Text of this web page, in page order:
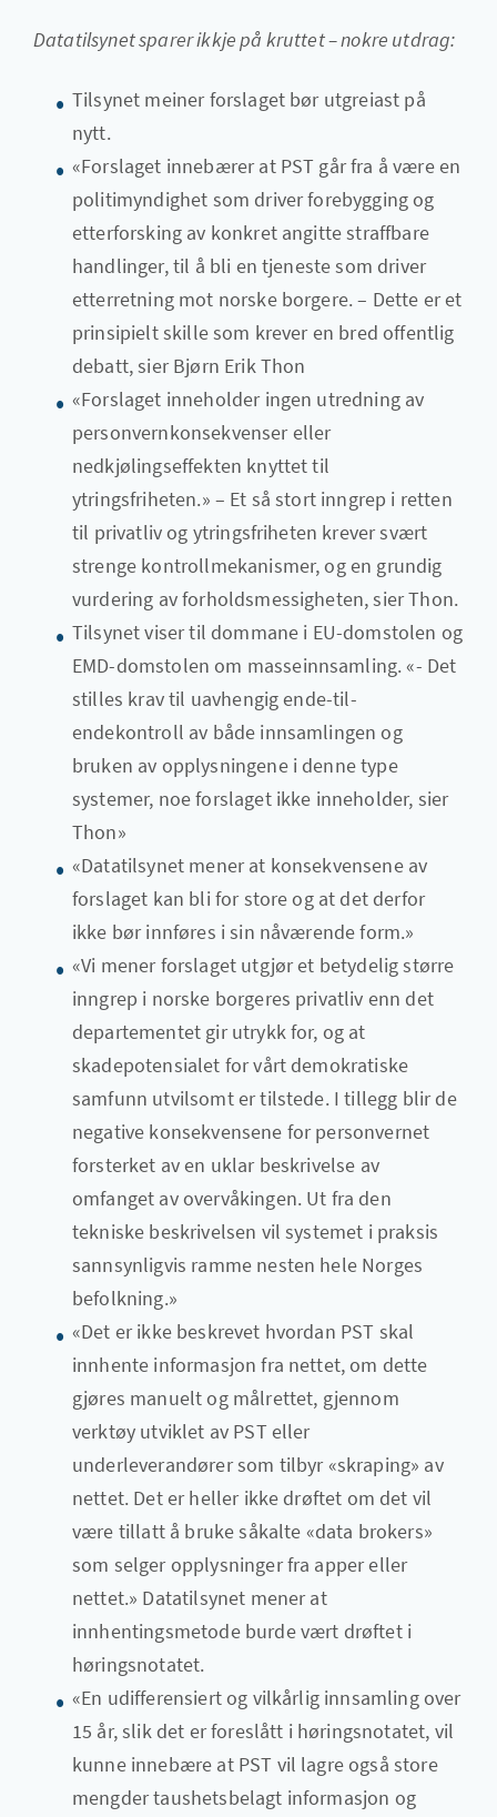
Datatilsynet sparer ikkje på kruttet – nokre utdrag:
Tilsynet meiner forslaget bør utgreiast på
nytt.
«Forslaget innebærer at PST går fra å være en
politimyndighet som driver forebygging og
etterforsking av konkret angitte straffbare
handlinger, til å bli en tjeneste som driver
etterretning mot norske borgere. – Dette er et
prinsipielt skille som krever en bred offentlig
debatt, sier Bjørn Erik Thon
«Forslaget inneholder ingen utredning av
personvernkonsekvenser eller
nedkjølingseffekten knyttet til
ytringsfriheten.» – Et så stort inngrep i retten
til privatliv og ytringsfriheten krever svært
strenge kontrollmekanismer, og en grundig
vurdering av forholdsmessigheten, sier Thon.
Tilsynet viser til dommane i EU-domstolen og
EMD-domstolen om masseinnsamling. «- Det
stilles krav til uavhengig ende-til-
endekontroll av både innsamlingen og
bruken av opplysningene i denne type
systemer, noe forslaget ikke inneholder, sier
Thon»
«Datatilsynet mener at konsekvensene av
forslaget kan bli for store og at det derfor
ikke bør innføres i sin nåværende form.»
«Vi mener forslaget utgjør et betydelig større
inngrep i norske borgeres privatliv enn det
departementet gir utrykk for, og at
skadepotensialet for vårt demokratiske
samfunn utvilsomt er tilstede. I tillegg blir de
negative konsekvensene for personvernet
forsterket av en uklar beskrivelse av
omfanget av overvåkingen. Ut fra den
tekniske beskrivelsen vil systemet i praksis
sannsynligvis ramme nesten hele Norges
befolkning.»
«Det er ikke beskrevet hvordan PST skal
innhente informasjon fra nettet, om dette
gjøres manuelt og målrettet, gjennom
verktøy utviklet av PST eller
underleverandører som tilbyr «skraping» av
nettet. Det er heller ikke drøftet om det vil
være tillatt å bruke såkalte «data brokers»
som selger opplysninger fra apper eller
nettet.» Datatilsynet mener at
innhentingsmetode burde vært drøftet i
høringsnotatet.
«En udifferensiert og vilkårlig innsamling over
15 år, slik det er foreslått i høringsnotatet, vil
kunne innebære at PST vil lagre også store
mengder taushetsbelagt informasjon og